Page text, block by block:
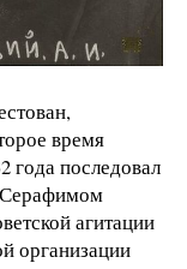
время
года последовал
Серафимом
агитации
организации